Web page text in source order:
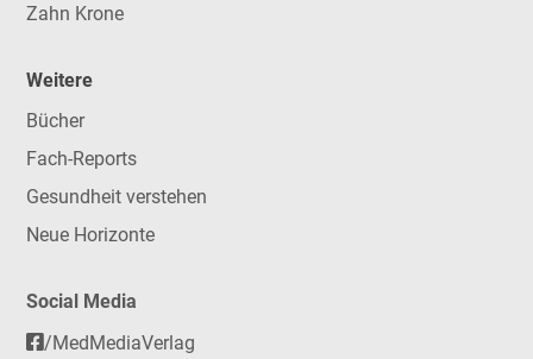
Zahn Krone
Weitere
Bücher
Fach-Reports
Gesundheit verstehen
Neue Horizonte
Social Media
/MedMediaVerlag